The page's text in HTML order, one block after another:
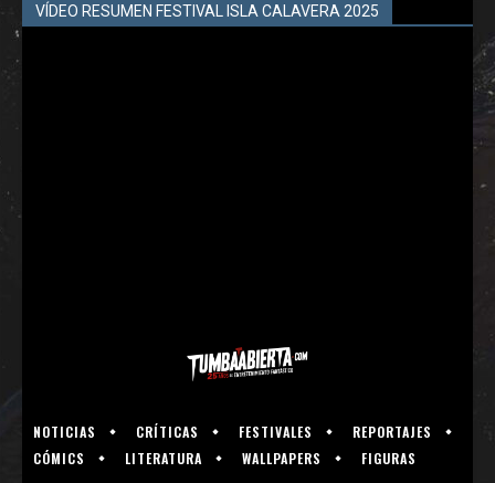
VÍDEO RESUMEN FESTIVAL ISLA CALAVERA 2025
NOTICIAS CRÍTICAS FESTIVALES
REPORTAJES
CÓMICS
LITERATURA WALLPAPERS FIGURAS